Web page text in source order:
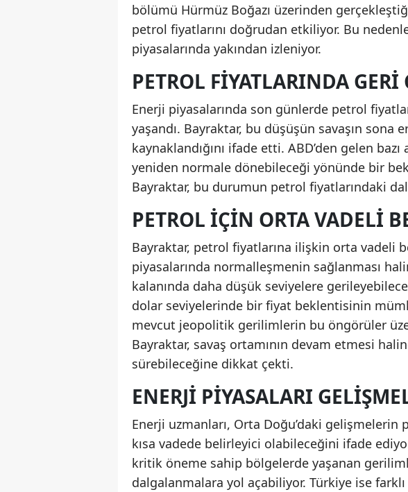
bölümü Hürmüz Boğazı üzerinden
petrol fiyatlarını doğrudan etkiliyor. Bu
piyasalarında yakından izleniyor.
PETROL FIYATLARINDA
Enerji piyasalarında son günlerde petrol
yaşandı. Bayraktar, bu düşüşün savaşın
kaynaklandığını ifade etti. ABD’den gelen
yeniden normale dönebileceği yönünde bir
Bayraktar, bu durumun petrol fiyatlarındaki
PETROL IÇIN ORTA VADELI
Bayraktar, petrol fiyatlarına ilişkin orta vadeli
piyasalarında normalleşmenin sağlanması
kalanında daha düşük seviyelere
dolar seviyelerinde bir fiyat beklentisinin
mevcut jeopolitik gerilimlerin bu öngörüler
Bayraktar, savaş ortamının devam etmesi
sürebileceğine dikkat çekti.
ENERJI PIYASALARI
Enerji uzmanları, Orta Doğu’daki
kısa vadede belirleyici olabileceğini ifade
kritik öneme sahip bölgelerde yaşanan
dalgalanmalara yol açabiliyor. Türkiye ise